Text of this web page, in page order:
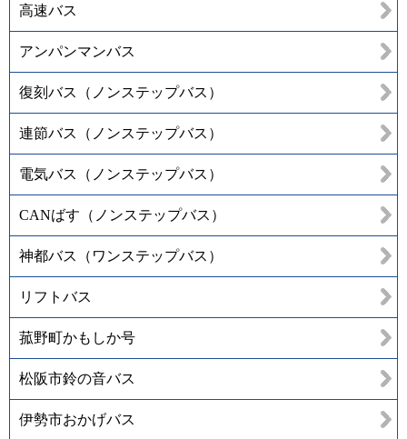
高速バス
アンパンマンバス
復刻バス（ノンステップバス）
連節バス（ノンステップバス）
電気バス（ノンステップバス）
CANばす（ノンステップバス）
神都バス（ワンステップバス）
リフトバス
菰野町かもしか号
松阪市鈴の音バス
伊勢市おかげバス